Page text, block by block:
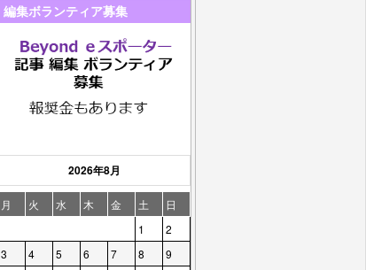
編集ボランティア募集
2026年8月
月 火 水 木 金 土
日
1
2
3
4 5 6 7 8
9